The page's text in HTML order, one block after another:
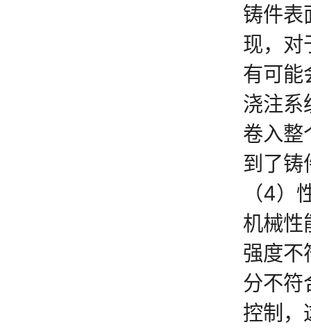
铸件表
现，对
有可能
浇注系
卷入整
到了铸
（4）
机械性
强度不
分不符
控制，